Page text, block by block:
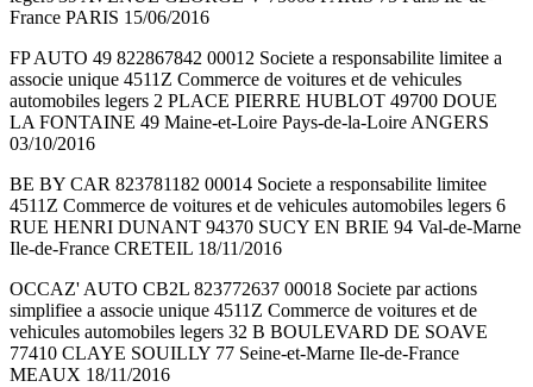
France PARIS 15/06/2016
FP AUTO 49 822867842 00012 Societe a responsabilite limitee a
associe unique 4511Z Commerce de voitures et de vehicules
automobiles legers 2 PLACE PIERRE HUBLOT 49700 DOUE
LA FONTAINE 49 Maine-et-Loire Pays-de-la-Loire ANGERS
03/10/2016
BE BY CAR 823781182 00014 Societe a responsabilite limitee
4511Z Commerce de voitures et de vehicules automobiles legers 6
RUE HENRI DUNANT 94370 SUCY EN BRIE 94 Val-de-Marne
Ile-de-France CRETEIL 18/11/2016
OCCAZ' AUTO CB2L 823772637 00018 Societe par actions
simplifiee a associe unique 4511Z Commerce de voitures et de
vehicules automobiles legers 32 B BOULEVARD DE SOAVE
77410 CLAYE SOUILLY 77 Seine-et-Marne Ile-de-France
MEAUX 18/11/2016